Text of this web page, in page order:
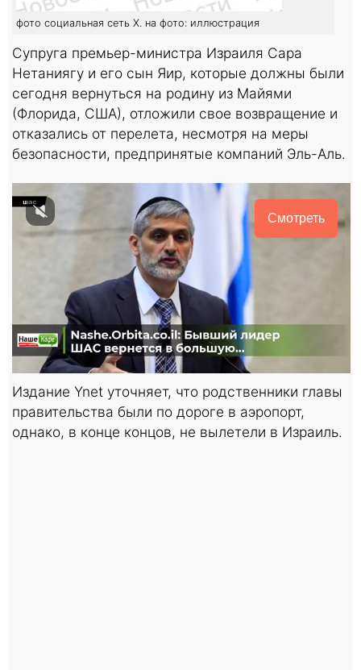
фото социальная сеть Х. на фото: иллюстрация
Супруга премьер-министра Израиля Сара
Нетаниягу и его сын Яир, которые должны были
сегодня вернуться на родину из Майями
(Флорида, США), отложили свое возвращение и
отказались от перелета, несмотря на меры
безопасности, предпринятые компаний Эль-Аль.
Смотреть
Издание Ynet уточняет, что родственники главы
правительства были по дороге в аэропорт,
однако, в конце концов, не вылетели в Израиль.